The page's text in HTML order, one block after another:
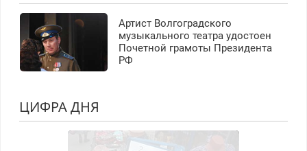
Артист Волгоградского
музыкального театра удостоен
Почетной грамоты Президента
РФ
ЦИФРА ДНЯ